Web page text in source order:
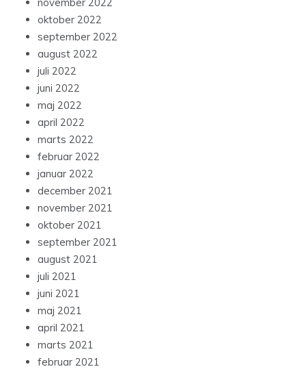
oktober 2022
september 2022
august 2022
juli 2022
juni 2022
maj 2022
april 2022
marts 2022
februar 2022
januar 2022
december 2021
november 2021
oktober 2021
september 2021
august 2021
juli 2021
juni 2021
maj 2021
april 2021
marts 2021
februar 2021